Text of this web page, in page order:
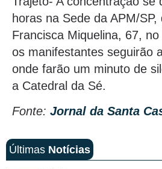
horas na Sede da APM/
Francisca Miquelina, 67,
os manifestantes seguirão
onde farão um minuto de
a Catedral da Sé.
Fonte: Jornal da Santa
Últimas Notícias